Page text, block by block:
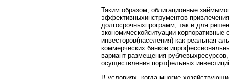
Таким образом, облигационные
эффективныхинструментов
долгосрочныхпрограмм, так и для
экономическойситуации
инвесторов(населения) как реальная
коммерческих банков
вариант размещения
осуществления портфельных